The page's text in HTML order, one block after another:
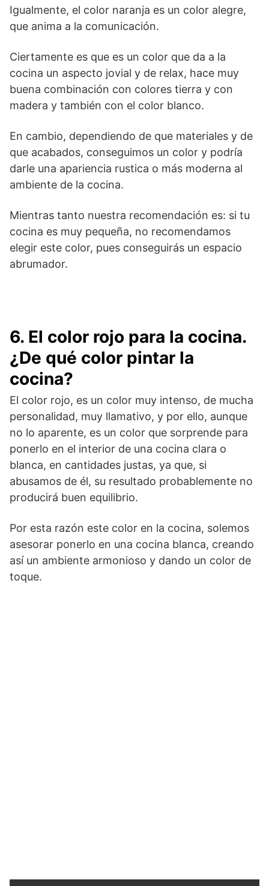
Igualmente, el color naranja es un color alegre,
que anima a la comunicación.
Ciertamente es que es un color que da a la
cocina un aspecto jovial y de relax, hace muy
buena combinación con colores tierra y con
madera y también con el color blanco.
En cambio, dependiendo de que materiales y de
que acabados, conseguimos un color y podría
darle una apariencia rustica o más moderna al
ambiente de la cocina.
Mientras tanto nuestra recomendación es: si tu
cocina es muy pequeña, no recomendamos
elegir este color, pues conseguirás un espacio
abrumador.
6. El color rojo para la cocina.
¿De qué color pintar la
cocina?
El color rojo, es un color muy intenso, de mucha
personalidad, muy llamativo, y por ello, aunque
no lo aparente, es un color que sorprende para
ponerlo en el interior de una cocina clara o
blanca, en cantidades justas, ya que, si
abusamos de él, su resultado probablemente no
producirá buen equilibrio.
Por esta razón este color en la cocina, solemos
asesorar ponerlo en una cocina blanca, creando
así un ambiente armonioso y dando un color de
toque.